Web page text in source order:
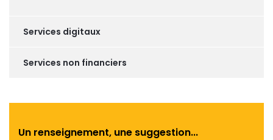
Services digitaux
Services non financiers
Un renseignement, une suggestion...